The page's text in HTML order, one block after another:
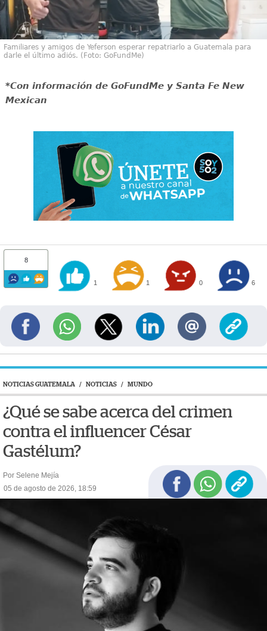
Familiares y amigos de Yeferson esperar repatriarlo a Guatemala para
darle el último adiós. (Foto: GoFundMe)
*Con información de GoFundMe y Santa Fe New
Mexican
8
1 1 0 6
NOTICIAS GUATEMALA / NOTICIAS / MUNDO
¿Qué se sabe acerca del crimen
contra el influencer César
Gastélum?
Por Selene Mejía
05 de agosto de 2026, 18:59